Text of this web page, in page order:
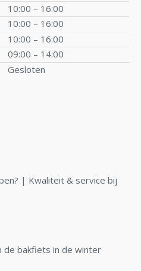
10:00 – 16:00
10:00 – 16:00
10:00 – 16:00
09:00 – 14:00
Gesloten
| Kwaliteit & service bij
de bakfiets in de winter